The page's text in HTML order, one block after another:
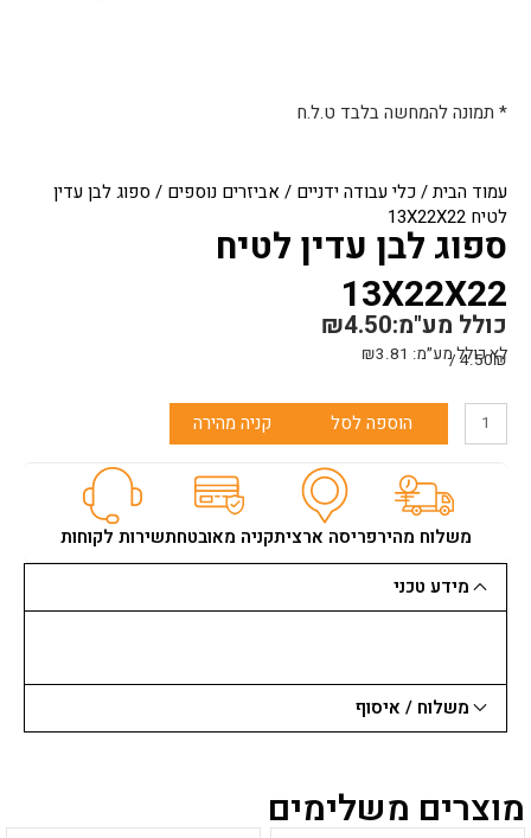
עמוד הבית/כלי עבודה ידניים / אביזרים נוספים / ספוג לבן עדין
לטיח 13X22X22
ספוג לבן עדין לטיח
13X22X22
₪4.50כולל מע"מ:
לא כולל מע״מ: ₪3.81
4.50₪ /
כמות
הוספה לסל קניה מהירה
משלוח מהירפריסה ארציתקניה מאובטחתשירות לקוחות
מידע טכני
משלוח / איסוף
* תמונה להמחשה בלבד ט.ל.ח
מוצרים משלימים